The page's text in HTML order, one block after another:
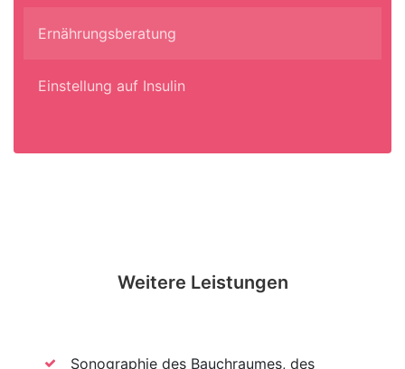
Ernährungsberatung
Einstellung auf Insulin
Weitere Leistungen
Sonographie des Bauchraumes, des